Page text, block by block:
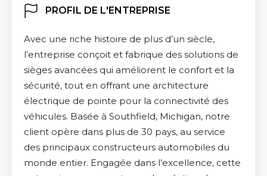
PROFIL DE L'ENTREPRISE
Avec une riche histoire de plus d’un siècle,
l’entreprise conçoit et fabrique des solutions de
sièges avancées qui améliorent le confort et la
sécurité, tout en offrant une architecture
électrique de pointe pour la connectivité des
véhicules. Basée à Southfield, Michigan, notre
client opère dans plus de 30 pays, au service
des principaux constructeurs automobiles du
monde entier. Engagée dans l’excellence, cette